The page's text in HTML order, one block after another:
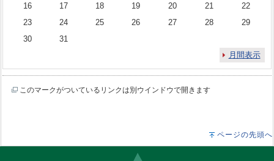
16
17 18 19 20 21
22
23
24 25 26 27 28
29
30
31
月間表示
このマークがついているリンクは別ウインドウで開きます
ページの先頭へ